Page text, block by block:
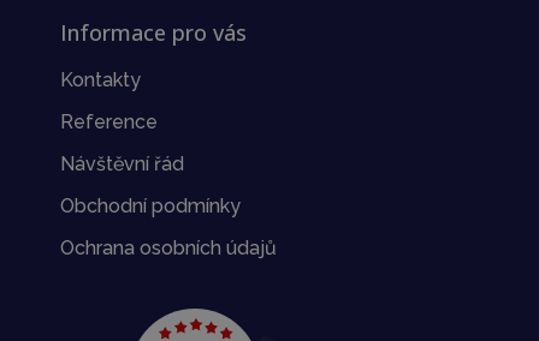
Informace pro vás
Kontakty
Reference
Návštěvní řád
Obchodní podmínky
Ochrana osobních údajů